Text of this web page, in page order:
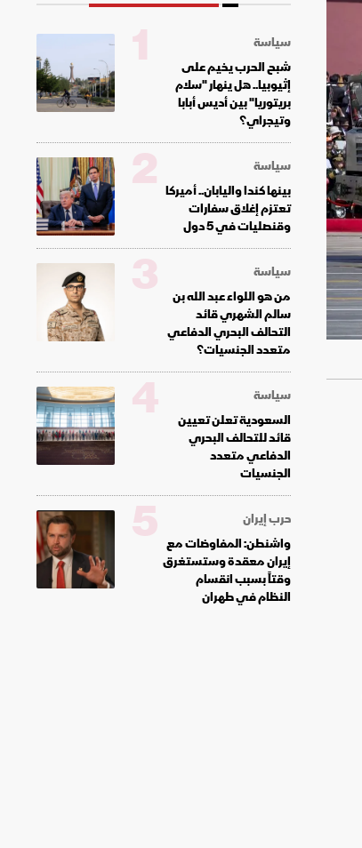
سياسة
شبح الحرب يخيم على
إثيوبيا.. هل ينهار "سلام
بريتوريا" بين أديس أبابا
وتيجراي؟
1
سياسة
بينها كندا واليابان.. أميركا
تعتزم إغلاق سفارات
وقنصليات في 5 دول
2
سياسة
من هو اللواء عبد الله بن
سالم الشهري قائد
التحالف البحري الدفاعي
متعدد الجنسيات؟
3
سياسة
السعودية تعلن تعيين
قائد للتحالف البحري
الدفاعي متعدد
الجنسيات
4
حرب إيران
واشنطن: المفاوضات مع
إيران معقدة وستستغرق
وقتاً بسبب انقسام
النظام في طهران
5